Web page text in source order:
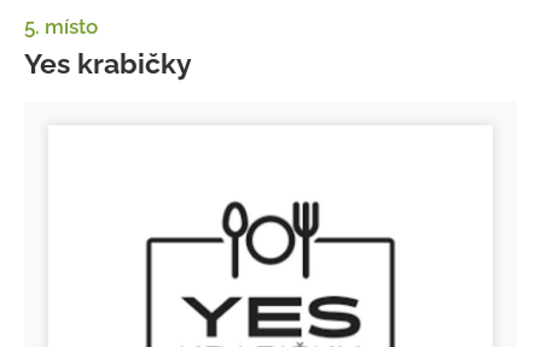
5. místo
Yes krabičky